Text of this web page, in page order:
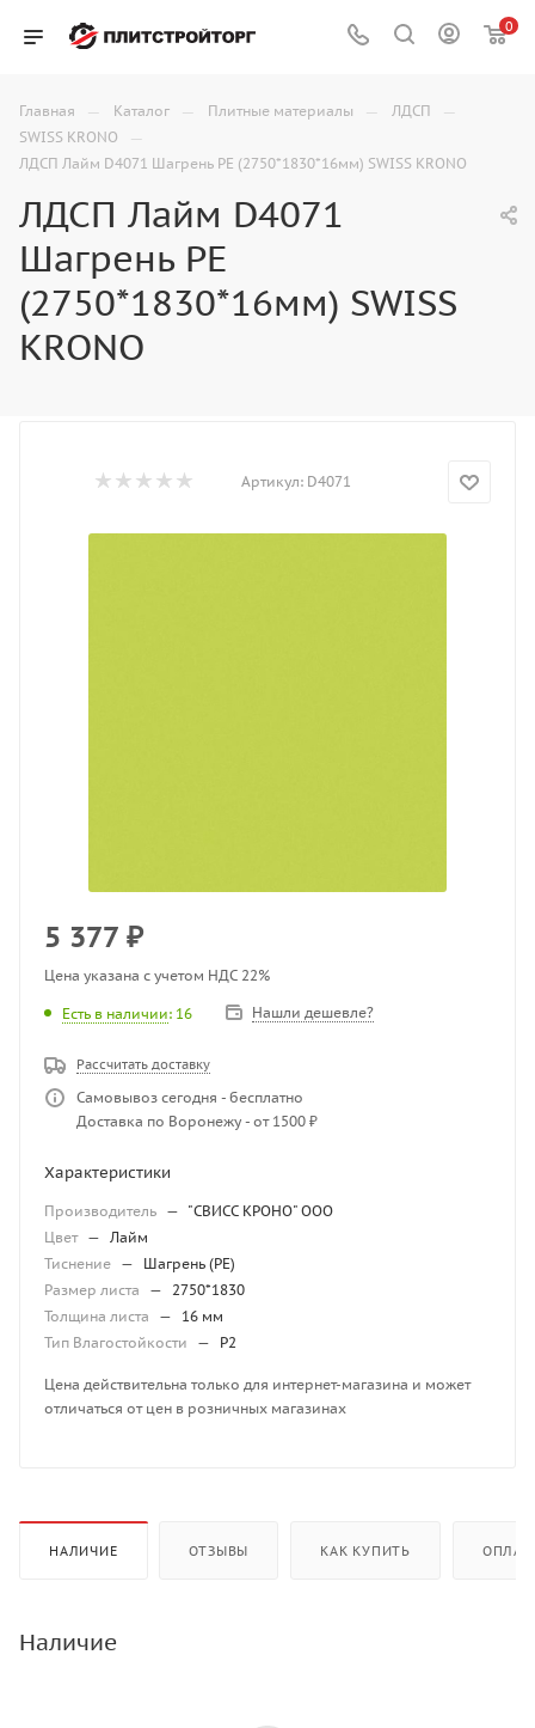
0
Главная — Каталог — Плитные материалы — ЛДСП —
SWISS KRONO —
ЛДСП Лайм D4071 Шагрень PE (2750*1830*16мм) SWISS KRONO
ЛДСП Лайм D4071
Шагрень PE
(2750*1830*16мм) SWISS
KRONO
Артикул: D4071
5 377 ₽
Цена указана с учетом НДС 22%
Есть в наличии: 16 Нашли дешевле?
Рассчитать доставку
Самовывоз сегодня - бесплатно
Доставка по Воронежу - от 1500 ₽
Характеристики
Производитель — "СВИСС КРОНО" ООО
Цвет — Лайм
Тиснение —
Шагрень (PE)
Размер листа
— 2750*1830
Толщина листа
—
16 мм
Тип Влагостойкости
— P2
Цена действительна только для интернет-магазина и может
отличаться от цен в розничных магазинах
НАЛИЧИЕ ОТЗЫВЫ КАК КУПИТЬ
Наличие